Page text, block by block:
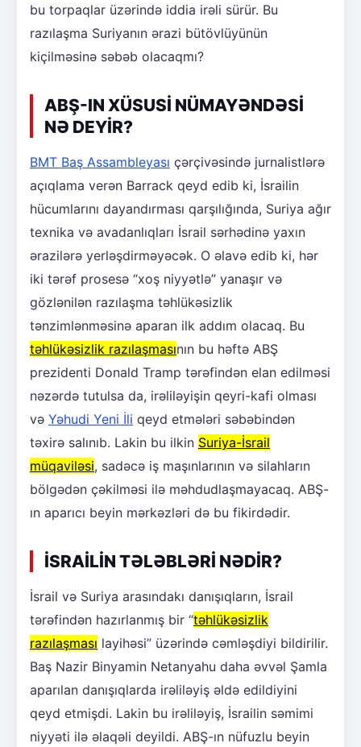
bu torpaqlar üzərində iddia irəli sürür. Bu
razılaşma Suriyanın ərazi bütövlüyünün
kiçilməsinə səbəb olacaqmı?
ABŞ-IN XÜSUSİ NÜMAYƏNDƏSİ
NƏ DEYİR?
BMT Baş Assambleyası çərçivəsində jurnalistlərə
açıqlama verən Barrack qeyd edib ki, İsrailin
hücumlarını dayandırması qarşılığında, Suriya ağır
texnika və avadanlıqları İsrail sərhədinə yaxın
ərazilərə yerləşdirməyəcək. O əlavə edib ki, hər
iki tərəf prosesə “xoş niyyətlə” yanaşır və
gözlənilən razılaşma təhlükəsizlik
tənzimlənməsinə aparan ilk addım olacaq. Bu
təhlükəsizlik razılaşmasının bu həftə ABŞ
prezidenti Donald Tramp tərəfindən elan edilməsi
nəzərdə tutulsa da, irəliləyişin qeyri-kafi olması
və Yəhudi Yeni İli qeyd etmələri səbəbindən
təxirə salınıb. Lakin bu ilkin Suriya-İsrail
müqaviləsi, sadəcə iş maşınlarının və silahların
bölgədən çəkilməsi ilə məhdudlaşmayacaq. ABŞ-
ın aparıcı beyin mərkəzləri də bu fikirdədir.
İSRAİLİN TƏLƏBLƏRİ NƏDİR?
İsrail və Suriya arasındakı danışıqların, İsrail
tərəfindən hazırlanmış bir “təhlükəsizlik
razılaşması layihəsi” üzərində cəmləşdiyi bildirilir.
Baş Nazir Binyamin Netanyahu daha əvvəl Şamla
aparılan danışıqlarda irəliləyiş əldə edildiyini
qeyd etmişdi. Lakin bu irəliləyiş, İsrailin səmimi
niyyəti ilə əlaqəli deyildi. ABŞ-ın nüfuzlu beyin